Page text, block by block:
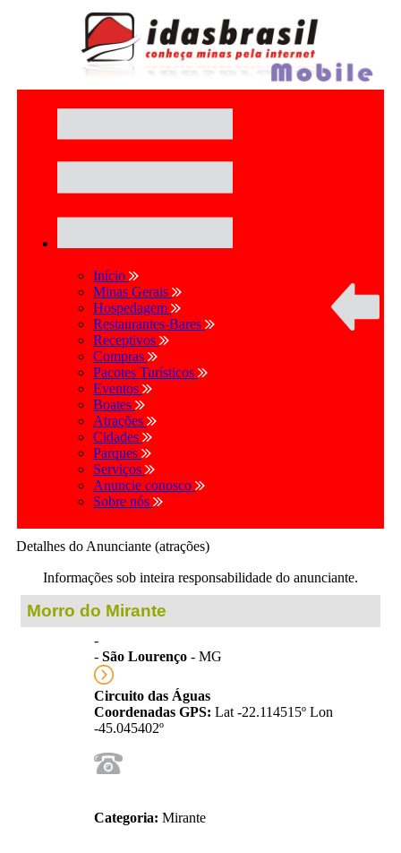
Início
Minas Gerais
Hospedagem
Restaurantes-Bares
Receptivos
Compras
Pacotes Turísticos
Eventos
Boates
Atrações
Cidades
Parques
Serviços
Anuncie conosco
Sobre nós
Detalhes do Anunciante (atrações)
Informações sob inteira responsabilidade do anunciante.
Morro do Mirante
-
- São Lourenço - MG
Circuito das Águas
Coordenadas GPS: Lat -22.114515º Lon
-45.045402º
Categoria: Mirante